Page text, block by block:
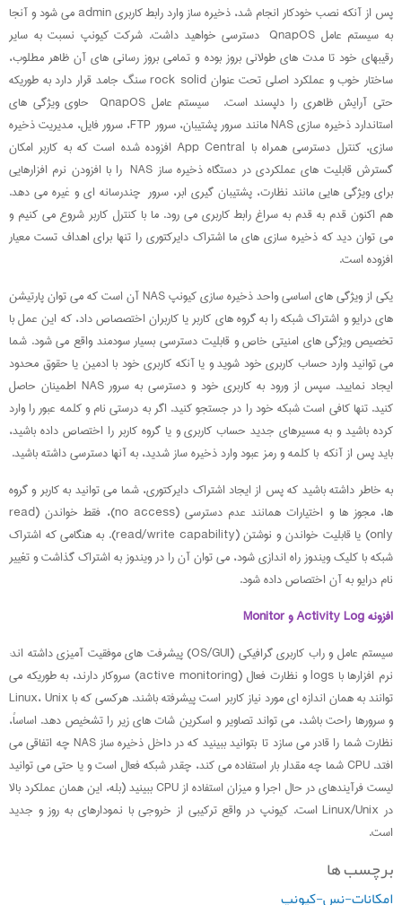
پس از آنکه نصب خودکار انجام شد، ذخیره ساز وارد رابط کاربری admin می شود و آنجا
به سیستم عامل QnapOS دسترسی خواهید داشت. شرکت کیونپ نسبت به سایر
رقیبهای خود تا مدت های طولانی بروز بوده و تمامی بروز رسانی های آن ظاهر مطلوب،
ساختار خوب و عملکرد اصلی تحت عنوان rock solid سنگ جامد قرار دارد به طوریکه
حتی آرایش ظاهری را دلپسند است. سیستم عامل QnapOS حاوی ویژگی های
استاندارد ذخیره سازی NAS مانند سرور پشتیبان، سرور FTP، سرور فایل، مدیریت ذخیره
سازی، کنترل دسترسی همراه با App Central افزوده شده است که به کاربر امکان
گسترش قابلیت های عملکردی در دستگاه ذخیره ساز NAS را با افزودن نرم افزارهایی
برای ویژگی هایی مانند نظارت، پشتیبان گیری ابر، سرور چندرسانه ای و غیره می دهد.
هم اکنون قدم به قدم به سراغ رابط کاربری می رود. ما با کنترل کاربر شروع می کنیم و
می توان دید که ذخیره سازی های ما اشتراک دایرکتوری را تنها برای اهداف تست معیار
افزوده است.
یکی از ویژگی های اساسی واحد ذخیره سازی کیونپ NAS آن است که می توان پارتیشن
های درایو و اشتراک شبکه را به گروه های کاربر یا کاربران اختصصاص داد، که این عمل با
تخصیص ویژگی های امنیتی خاص و قابلیت دسترسی بسیار سودمند واقع می شود. شما
می توانید وارد حساب کاربری خود شوید و یا آنکه کاربری خود با ادمین یا حقوق محدود
ایجاد نمایید. سپس از ورود به کاربری خود و دسترسی به سرور NAS اطمینان حاصل
کنید. تنها کافی است شبکه خود را در جستجو کنید. اگر به درستی نام و کلمه عبور را وارد
کرده باشید و به مسیرهای جدید حساب کاربری و یا گروه کاربر را اختصاص داده باشید،
باید پس از آنکه با کلمه و رمز عبود وارد ذخیره ساز شدید، به آنها دسترسی داشته باشید.
به خاطر داشته باشید که پس از ایجاد اشتراک دایرکتوری، شما می توانید به کاربر و گروه
ها، مجوز ها و اختیارات همانند عدم دسترسی (no access)، فقط خواندن (read
only) یا قابلیت خواندن و نوشتن (read/write capability). به هنگامی که اشتراک
شبکه با کلیک ویندوز راه اندازی شود، می توان آن را در ویندوز به اشتراک گذاشت و تغییر
نام درایو به آن اختصاص داده شود.
افزونه Activity Log و Monitor
سیستم عامل و راب کاربری گرافیکی (OS/GUI) پیشرفت های موفقیت آمیزی داشته اند:
نرم افزارها با logs و نظارت فعال (active monitoring) سروکار دارند، به طوریکه می
توانند به همان اندازه ای مورد نیاز کاربر است پیشرفته باشند. هرکسی که با Linux، Unix
و سرورها راحت باشد، می تواند تصاویر و اسکرین شات های زیر را تشخیص دهد. اساساً،
نظارت شما را قادر می سازد تا بتوانید ببینید که در داخل ذخیره ساز NAS چه اتفاقی می
افتد. CPU شما چه مقدار بار استفاده می کند، چقدر شبکه فعال است و یا حتی می توانید
لیست فرآیندهای در حال اجرا و میزان استفاده از CPU ببینید (بله، این همان عملکرد بالا
در Linux/Unix است. کیونپ در واقع ترکیبی از خروجی با نمودارهای به روز و جدید
است.
برچسب ها
امکانات-نس-کیونپ